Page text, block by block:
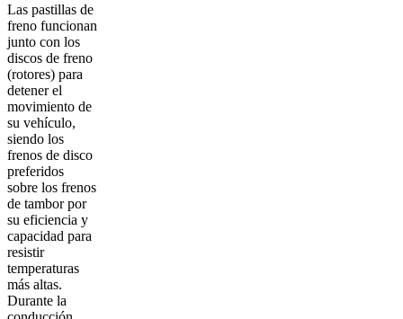
Las pastillas de
freno funcionan
junto con los
discos de freno
(rotores) para
detener el
movimiento de
su vehículo,
siendo los
frenos de disco
preferidos
sobre los frenos
de tambor por
su eficiencia y
capacidad para
resistir
temperaturas
más altas.
Durante la